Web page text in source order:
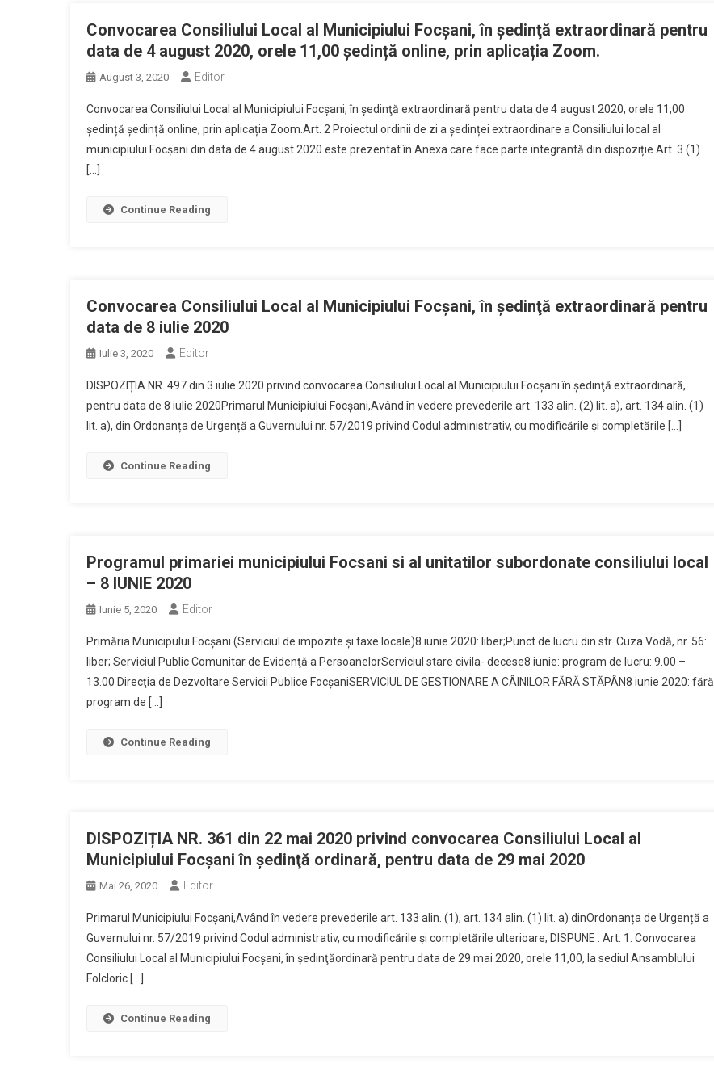
Convocarea Consiliului Local al Municipiului Focşani, în şedinţă extraordinară pentru
data de 4 august 2020, orele 11,00 ședință online, prin aplicația Zoom.
August 3, 2020 Editor
Convocarea Consiliului Local al Municipiului Focşani, în şedinţă extraordinară pentru data de 4 august 2020, orele 11,00
ședință ședință online, prin aplicația Zoom.Art. 2 Proiectul ordinii de zi a ședinței extraordinare a Consiliului local al
municipiului Focșani din data de 4 august 2020 este prezentat în Anexa care face parte integrantă din dispoziție.Art. 3 (1)
[…]
Continue Reading
Convocarea Consiliului Local al Municipiului Focşani, în şedinţă extraordinară pentru
data de 8 iulie 2020
Iulie 3, 2020 Editor
DISPOZIȚIA NR. 497 din 3 iulie 2020 privind convocarea Consiliului Local al Municipiului Focşani în şedinţă extraordinară,
pentru data de 8 iulie 2020Primarul Municipiului Focşani,Având în vedere prevederile art. 133 alin. (2) lit. a), art. 134 alin. (1)
lit. a), din Ordonanța de Urgență a Guvernului nr. 57/2019 privind Codul administrativ, cu modificările și completările […]
Continue Reading
Programul primariei municipiului Focsani si al unitatilor subordonate consiliului local
– 8 IUNIE 2020
Iunie 5, 2020 Editor
Primăria Municipului Focșani (Serviciul de impozite și taxe locale)8 iunie 2020: liber;Punct de lucru din str. Cuza Vodă, nr. 56:
liber; Serviciul Public Comunitar de Evidenţă a PersoanelorServiciul stare civila- decese8 iunie: program de lucru: 9.00 –
13.00 Direcţia de Dezvoltare Servicii Publice FocşaniSERVICIUL DE GESTIONARE A CÂINILOR FĂRĂ STĂPÂN8 iunie 2020: fără
program de […]
Continue Reading
DISPOZIȚIA NR. 361 din 22 mai 2020 privind convocarea Consiliului Local al
Municipiului Focşani în şedinţă ordinară, pentru data de 29 mai 2020
Mai 26, 2020 Editor
Primarul Municipiului Focşani,Având în vedere prevederile art. 133 alin. (1), art. 134 alin. (1) lit. a) dinOrdonanța de Urgență a
Guvernului nr. 57/2019 privind Codul administrativ, cu modificările și completările ulterioare; DISPUNE : Art. 1. Convocarea
Consiliului Local al Municipiului Focşani, în şedinţăordinară pentru data de 29 mai 2020, orele 11,00, la sediul Ansamblului
Folcloric […]
Continue Reading